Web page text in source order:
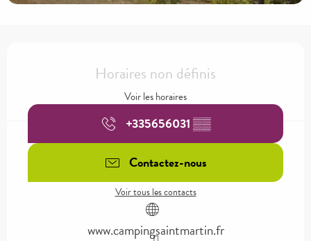
Horaires non définis
Voir les horaires
+335656031▒▒
Contactez-nous
Voir tous les contacts
www.campingsaintmartin.fr